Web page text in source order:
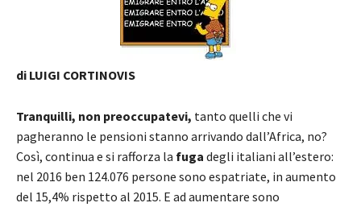
di LUIGI CORTINOVIS
Tranquilli, non preoccupatevi, tanto quelli che vi
pagheranno le pensioni stanno arrivando dall’Africa, no?
Così, continua e si rafforza la fuga degli italiani all’estero:
nel 2016 ben 124.076 persone sono espatriate, in aumento
del 15,4% rispetto al 2015. E ad aumentare sono